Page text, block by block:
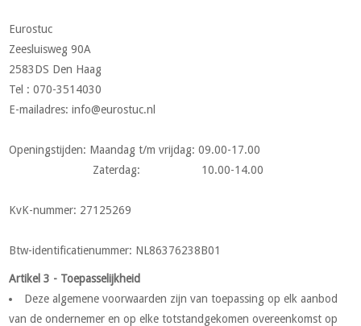
Eurostuc
Zeesluisweg 90A
2583DS Den Haag
Tel : 070-3514030
E-mailadres:info@eurostuc.nl
Openingstijden: Maandag t/m vrijdag: 09.00-17.00
Zaterdag: 10.00-14.00
KvK-nummer: 27125269
Btw-identificatienummer: NL86376238B01
Artikel 3 - Toepasselijkheid
Deze algemene voorwaarden zijn van toepassing op elk aanbod
van de ondernemer en op elke totstandgekomen overeenkomst op